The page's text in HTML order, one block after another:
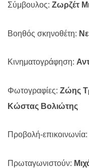
Σύμβουλος: Ζωρζέτ
Βοηθός σκηνοθέτη:
Κινηματογράφηση:
Φωτογραφίες: Ζώης
Κώστας Βολιώτης
Προβολή-επικοινωνία:
Πρωταγωνιστούν: